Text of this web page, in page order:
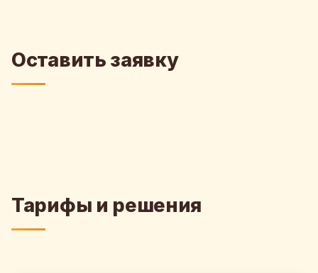
Оставить заявку
Тарифы и решения